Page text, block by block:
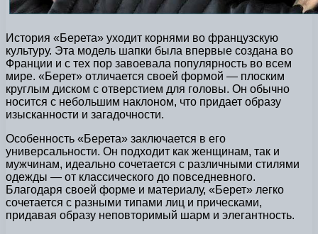
История «Берета» уходит корнями во французскую
культуру. Эта модель шапки была впервые создана во
Франции и с тех пор завоевала популярность во всем
мире. «Берет» отличается своей формой — плоским
круглым диском с отверстием для головы. Он обычно
носится с небольшим наклоном, что придает образу
изысканности и загадочности.
Особенность «Берета» заключается в его
универсальности. Он подходит как женщинам, так и
мужчинам, идеально сочетается с различными стилями
одежды — от классического до повседневного.
Благодаря своей форме и материалу, «Берет» легко
сочетается с разными типами лиц и прическами,
придавая образу неповторимый шарм и элегантность.